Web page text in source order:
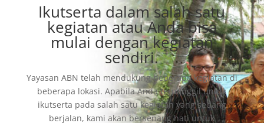
Ikutserta dalam salah satu
kegiatan atau Anda bisa
mulai dengan kegiatan
sendiri.
Yayasan ABN telah mendukung beberapa kegiatan di
beberapa lokasi. Apabila Anda terpanggil untuk
ikutserta pada salah satu kegiatan yang sedang
berjalan, kami akan bersenang hati untuk